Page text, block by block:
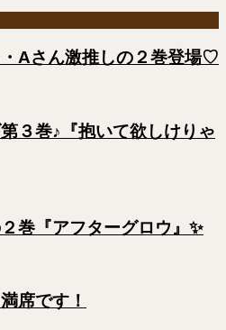
・Aさん激推しの２巻登場♡
３巻♪『抱いて欲しけりゃ
巻『アフターグロウ』✨
席です！